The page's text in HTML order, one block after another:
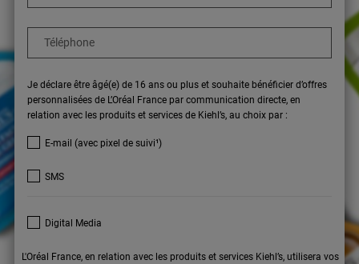
Téléphone
Je déclare être âgé(e) de 16 ans ou plus et souhaite bénéficier d’offres
personnalisées de L’Oréal France par communication directe, en
relation avec les produits et services de Kiehl’s, au choix par :
E-mail (avec pixel de suivi¹)
SMS
Digital Media
L'Oréal France, en relation avec les produits et services Kiehl’s, utilisera vos